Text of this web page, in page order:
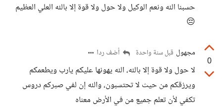
حسبنا الله ونعم الوكيل ولا حول ولا قوة إلا بالله العلي العظيم
😔
0
مجهول قبل سنة واحدة أضف ردا
لا حول ولا قوة إلا بالله، الله يهونها عليكم يارب ويطعمكم
ويرزقكم من حيث لا تحتسبون، والله إن لفي صبركم دروس
تكفي لأن تعلم جميع من في الأرض معناه